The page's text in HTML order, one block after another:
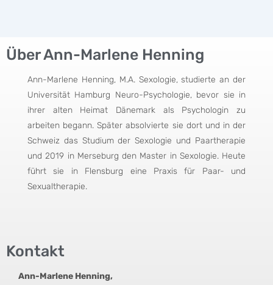
Über Ann-Marlene Henning
Ann-Marlene Henning, M.A. Sexologie, studierte an der
Universität Hamburg Neuro-Psychologie, bevor sie in
ihrer alten Heimat Dänemark als Psychologin zu
arbeiten begann. Später absolvierte sie dort und in der
Schweiz das Studium der Sexologie und Paartherapie
und 2019 in Merseburg den Master in Sexologie. Heute
führt sie in Flensburg eine Praxis für Paar- und
Sexualtherapie.
Kontakt
Ann-Marlene Henning,